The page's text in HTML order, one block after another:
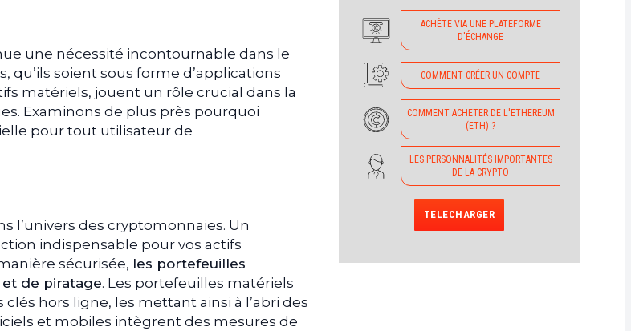
crypto
pour diversifier les risques
une nécessité incontournable dans le
soient sous forme d’applications
matériels, jouent un rôle crucial dans la
Examinons de plus près pourquoi
pour tout utilisateur de
l’univers des cryptomonnaies. Un
indispensable pour vos actifs
sécurisée, les portefeuilles
de piratage. Les portefeuilles matériels
hors ligne, les mettant ainsi à l’abri des
et mobiles intègrent des mesures de
ACHÈTE VIA UNE PLATEFORME
D'ÉCHANGE
COMMENT CRÉER UN COMPTE
COMMENT ACHETER DE L'ETHEREUM
(ETH) ?
LES PERSONNALITÉS IMPORTANTES
DE LA CRYPTO
TELECHARGER